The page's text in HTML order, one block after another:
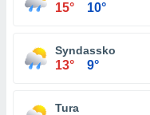
15° 10°
Syndassko
13° 9°
Tura